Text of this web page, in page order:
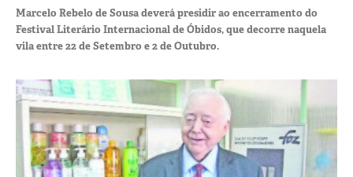
Marcelo Rebelo de Sousa deverá presidir ao encerramento do
Festival Literário Internacional de Óbidos, que decorre naquela
vila entre 22 de Setembro e 2 de Outubro.